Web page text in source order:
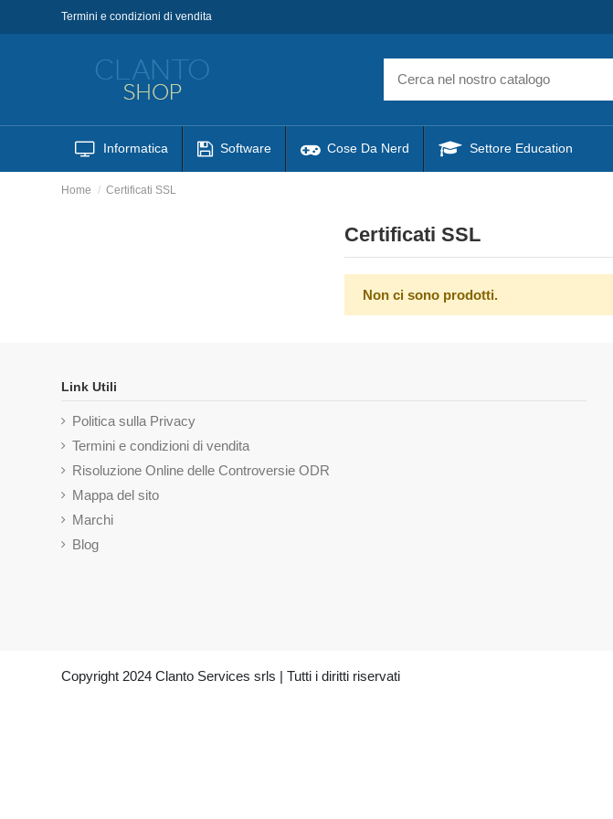
Termini e condizioni di vendita
Informatica Software Cose Da Nerd Settore Education
Home Certificati SSL
Certificati SSL
Non ci sono prodotti.
Link Utili
Politica sulla Privacy
Termini e condizioni di vendita
Risoluzione Online delle Controversie ODR
Mappa del sito
Marchi
Blog
Copyright 2024 Clanto Services srls | Tutti i diritti riservati